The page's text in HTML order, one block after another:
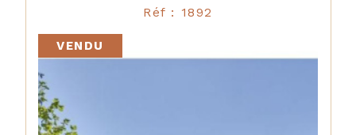
Réf : 1892
VENDU